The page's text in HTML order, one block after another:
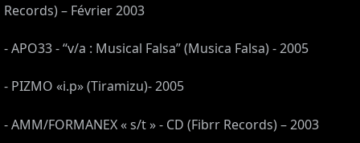
Records) – Février 2003
- APO33 - “v/a : Musical Falsa” (Musica Falsa) - 2005
- PIZMO «i.p» (Tiramizu)- 2005
- AMM/FORMANEX « s/t » - CD (Fibrr Records) – 2003